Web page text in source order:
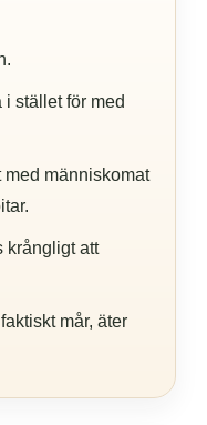
stället för med
människomat
krångligt att
mår, äter